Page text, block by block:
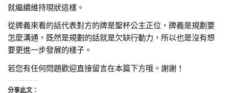
就繼續維持現狀這樣。
從牌義來看的話代表對方的牌是聖杯公主正位，牌義是規劃要
怎麼溝通，既然是規劃的話就是欠缺行動力，所以也是沒有想
要更進一步發展的樣子。
若您有任何問題歡迎直接留言在本篇下方哦。謝謝！
分享此文：